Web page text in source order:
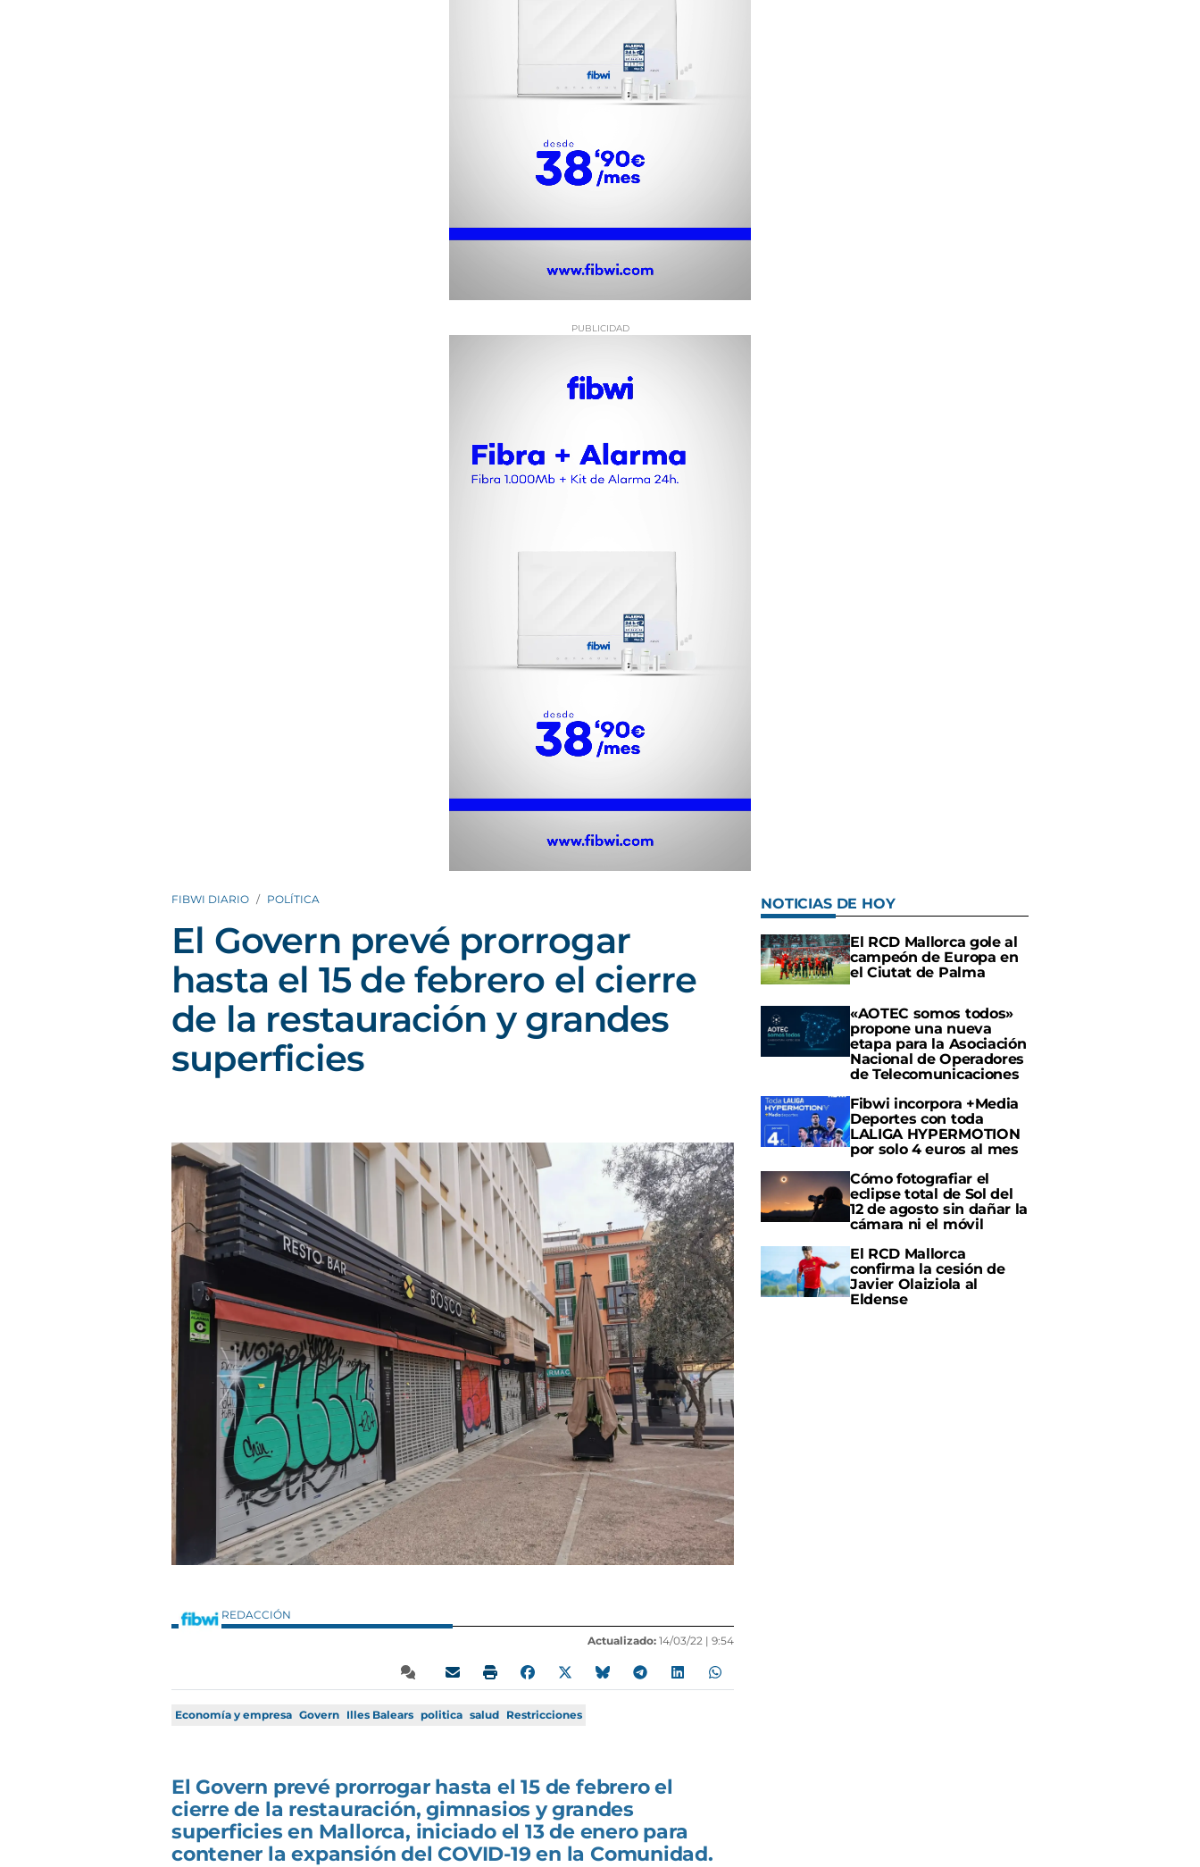
FIBWI DIARIO POLÍTICA
El Govern prevé prorrogar
hasta el 15 de febrero el cierre
de la restauración y grandes
superficies
REDACCIÓN
Actualizado: 14/03/22 | 9:54
Economía y empresa Govern Illes Balears politica salud Restricciones
El Govern prevé prorrogar hasta el 15 de febrero el
cierre de la restauración, gimnasios y grandes
superficies en Mallorca, iniciado el 13 de enero para
contener la expansión del COVID-19 en la Comunidad.
NOTICIAS DE HOY
El RCD Mallorca gole al
campeón de Europa en
el Ciutat de Palma
«AOTEC somos todos»
propone una nueva
etapa para la Asociación
Nacional de Operadores
de Telecomunicaciones
Fibwi incorpora +Media
Deportes con toda
LALIGA HYPERMOTION
por solo 4 euros al mes
Cómo fotografiar el
eclipse total de Sol del
12 de agosto sin dañar la
cámara ni el móvil
El RCD Mallorca
confirma la cesión de
Javier Olaiziola al
Eldense